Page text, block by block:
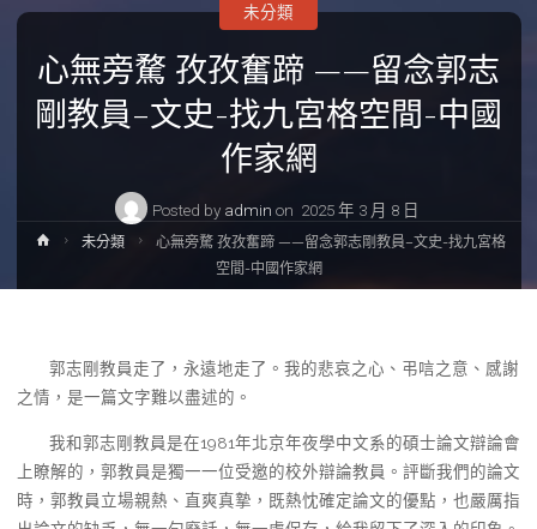
心無旁騖 孜孜奮蹄 ——留念郭志
剛教員–文史-找九宮格空間-中國
作家網
Posted by admin on 2025 年 3 月 8 日
未分類
Home未分類
心無旁騖 孜孜奮蹄 ——留念郭志剛教員–文史-找九宮格
空間-中國作家網
郭志剛教員走了，永遠地走了。我的悲哀之心、弔唁之意、感謝
之情，是一篇文字難以盡述的。
我和郭志剛教員是在1981年北京年夜學中文系的碩士論文辯論會
上瞭解的，郭教員是獨一一位受邀的校外辯論教員。評斷我們的論文
時，郭教員立場親熱、直爽真摯，既熱忱確定論文的優點，也嚴厲指